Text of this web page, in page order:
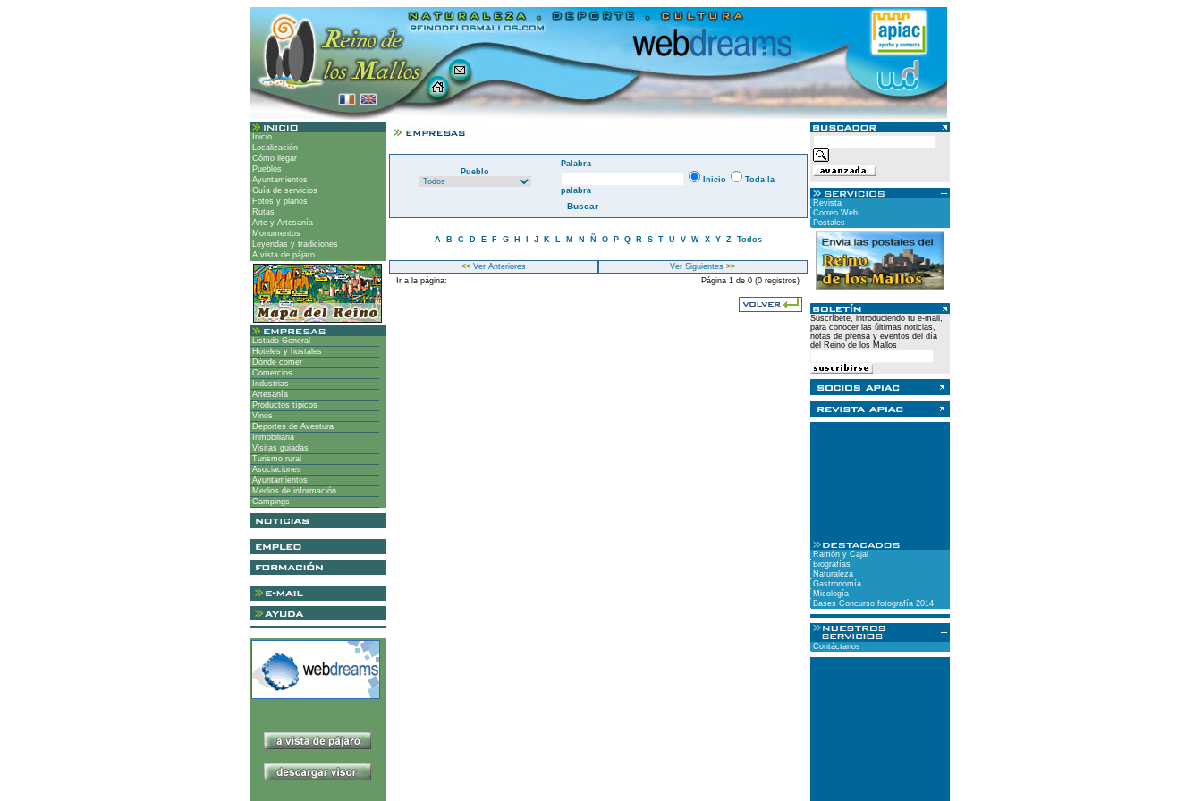
Inicio
Localización
Cómo llegar
Pueblos
Ayuntamientos
Guía de servicios
Fotos y planos
Rutas
Arte y Artesanía
Monumentos
Leyendas y tradiciones
A vista de pájaro
Listado General
Hoteles y hostales
Dónde comer
Comercios
Industrias
Artesanía
Productos típicos
Vinos
Deportes de Aventura
Inmobiliaria
Visitas guiadas
Turismo rural
Asociaciones
Ayuntamientos
Medios de información
Campings
Pueblo
Palabra
Inicio
Toda la
palabra
A B C D E F G H J K L M N Ñ O P Q R S T U V W X Y Z Todos
<<Ver Anteriores Ver Siguientes >>
Ir a la página:
Página 1 de 0 (0 registros)
Revista
Correo Web
Postales
Suscríbete, introduciendo tu e-mail,
para conocer las últimas noticias,
notas de prensa y eventos del día
del Reino de los Mallos
Ramón y Cajal
Biografías
Naturaleza
Gastronomía
Micología
Bases Concurso fotografía 2014
Contáctanos